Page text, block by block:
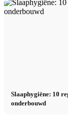
Slaaphygiëne: 10
onderbouwd